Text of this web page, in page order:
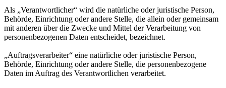
Als „Verantwortlicher“ wird die natürliche oder juristische Person,
Behörde, Einrichtung oder andere Stelle, die allein oder gemeinsam
mit anderen über die Zwecke und Mittel der Verarbeitung von
personenbezogenen Daten entscheidet, bezeichnet.
„Auftragsverarbeiter“ eine natürliche oder juristische Person,
Behörde, Einrichtung oder andere Stelle, die personenbezogene
Daten im Auftrag des Verantwortlichen verarbeitet.